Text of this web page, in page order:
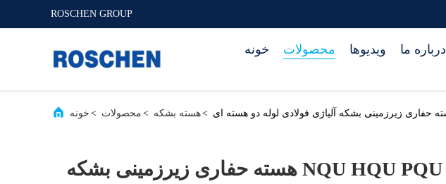
ROSCHEN GROUP
خونه محصولات ویدیوها درباره ما
خونه > محصولات > هسته بشکه>
NQU HQU PQU هسته حفاری زیرزمینی بشکه